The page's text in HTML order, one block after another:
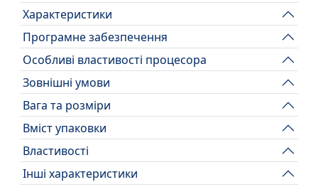
Характеристики
Програмне забезпечення
Особливі властивості процесора
Зовнішні умови
Вага та розміри
Вміст упаковки
Властивості
Інші характеристики